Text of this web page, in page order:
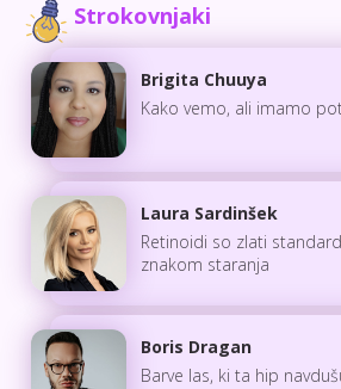
Strokovnjaki
Brigita Chuuya
Kako vemo, ali imamo
Laura Sardinšek
Retinoidi so zlati
znakom staranja
Boris Dragan
Barve las, ki ta hip